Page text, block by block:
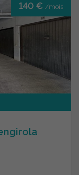
140 € /mois